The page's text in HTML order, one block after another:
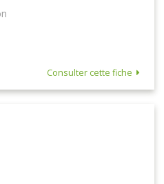
Consulter cette fiche